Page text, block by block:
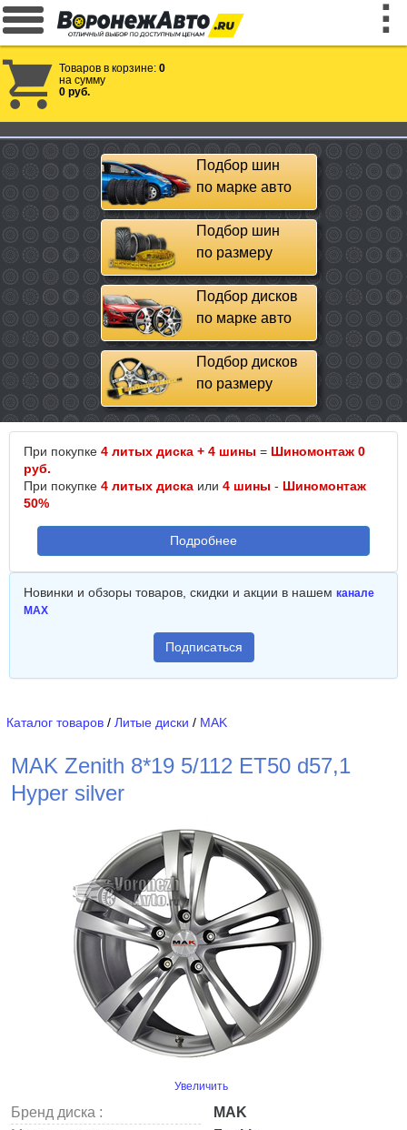
Товаров в корзине: 0
на сумму
0 руб.
Подбор шин
по марке авто
Подбор шин
по размеру
Подбор дисков
по марке авто
Подбор дисков
по размеру
При покупке 4 литых диска + 4 шины = Шиномонтаж 0
руб.
При покупке 4 литых диска или 4 шины - Шиномонтаж
50%
Подробнее
Новинки и обзоры товаров, скидки и акции в нашем канале
MAX
Подписаться
Каталог товаров / Литые диски / MAK
MAK Zenith 8*19 5/112 ET50 d57,1
Hyper silver
Увеличить
Бренд диска :
MAK